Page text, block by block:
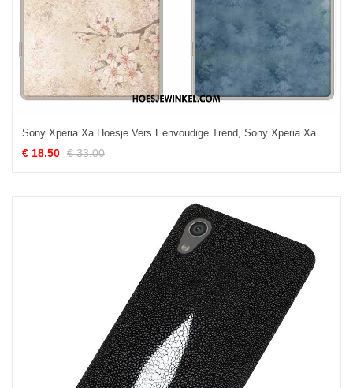
Sony Xperia Xa Hoesje Vers Eenvoudige Trend, Sony Xperia Xa Hoesje Scheppend Zacht
€ 18.50 € 33.00